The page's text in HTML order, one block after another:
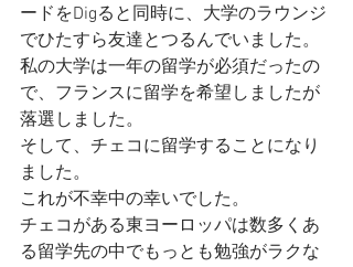
ードをDigると同時に、大学のラウンジ
でひたすら友達とつるんでいました。
私の大学は一年の留学が必須だったの
で、フランスに留学を希望しましたが
落選しました。
そして、チェコに留学することになり
ました。
これが不幸中の幸いでした。
チェコがある東ヨーロッパは数多くあ
る留学先の中でもっとも勉強がラクな